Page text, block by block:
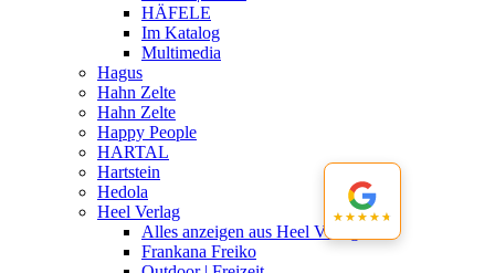
HÄFELE
Im Katalog
Multimedia
Hagus
Hahn Zelte
Hahn Zelte
Happy People
HARTAL
Hartstein
Hedola
Heel Verlag
Alles anzeigen aus Heel Verlag
Frankana Freiko
★★★★★
★★★★★